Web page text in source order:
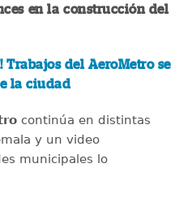
en la construcción del
Trabajos del AeroMetro se
la ciudad
continúa en distintas
y un video
municipales lo